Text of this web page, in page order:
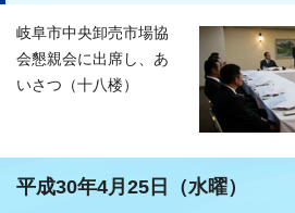
岐阜市中央卸売市場協
会懇親会に出席し、あ
いさつ（十八楼）
平成30年4月25日（水曜）